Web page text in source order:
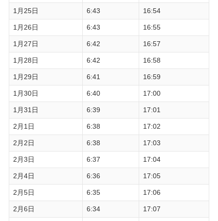
1月25日 6:43 16:54
1月26日 6:43 16:55
1月27日 6:42 16:57
1月28日 6:42 16:58
1月29日 6:41 16:59
1月30日 6:40 17:00
1月31日 6:39 17:01
2月1日 6:38 17:02
2月2日 6:38 17:03
2月3日 6:37 17:04
2月4日 6:36 17:05
2月5日 6:35 17:06
2月6日 6:34 17:07